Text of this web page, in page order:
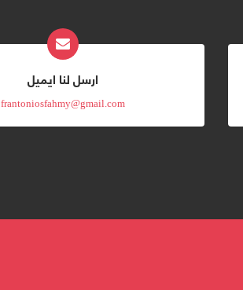
ارسل لنا ايميل
frantoniosfahmy@gmail.com